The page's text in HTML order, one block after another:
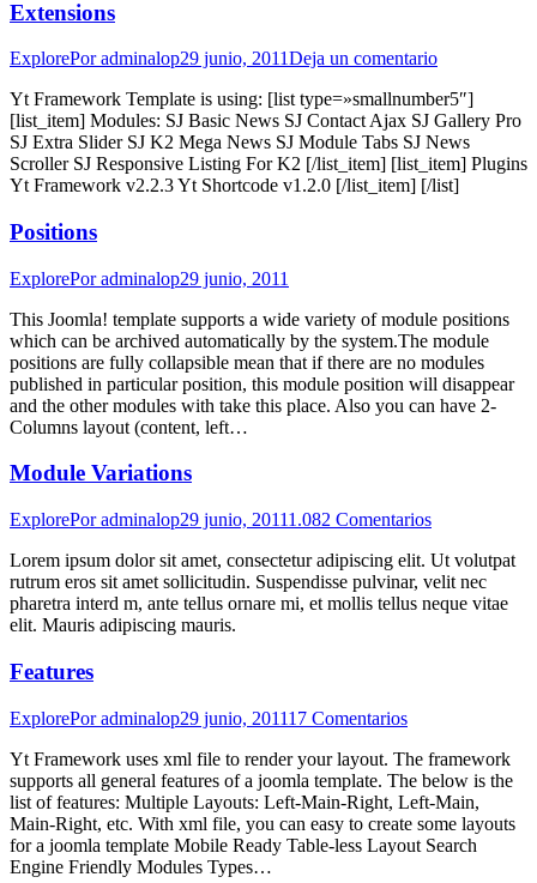
Extensions
ExplorePoradminalop29 junio, 2011Deja un comentario
Yt Framework Template is using: [list type=»smallnumber5″]
[list_item] Modules: SJ Basic News SJ Contact Ajax SJ Gallery Pro
SJ Extra Slider SJ K2 Mega News SJ Module Tabs SJ News
Scroller SJ Responsive Listing For K2 [/list_item] [list_item] Plugins
Yt Framework v2.2.3 Yt Shortcode v1.2.0 [/list_item] [/list]
Positions
ExplorePoradminalop29 junio, 2011
This Joomla! template supports a wide variety of module positions
which can be archived automatically by the system.The module
positions are fully collapsible mean that if there are no modules
published in particular position, this module position will disappear
and the other modules with take this place. Also you can have 2-
Columns layout (content, left…
Module Variations
ExplorePoradminalop29 junio, 20111.082 Comentarios
Lorem ipsum dolor sit amet, consectetur adipiscing elit. Ut volutpat
rutrum eros sit amet sollicitudin. Suspendisse pulvinar, velit nec
pharetra interd m, ante tellus ornare mi, et mollis tellus neque vitae
elit. Mauris adipiscing mauris.
Features
ExplorePoradminalop29 junio, 201117 Comentarios
Yt Framework uses xml file to render your layout. The framework
supports all general features of a joomla template. The below is the
list of features: Multiple Layouts: Left-Main-Right, Left-Main,
Main-Right, etc. With xml file, you can easy to create some layouts
for a joomla template Mobile Ready Table-less Layout Search
Engine Friendly Modules Types…